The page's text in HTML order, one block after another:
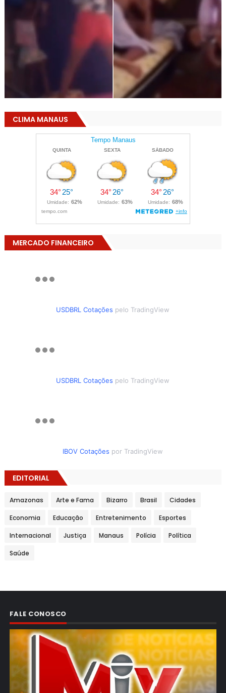
CLIMA MANAUS
MERCADO FINANCEIRO
USDBRL Cotações pelo TradingView
USDBRL Cotações pelo TradingView
IBOV Cotações por TradingView
EDITORIAL
Amazonas Arte e Fama Bizarro Brasil Cidades
Economia Educação Entretenimento Esportes
Internacional Justiça Manaus Polícia Política
Saúde
FALE CONOSCO